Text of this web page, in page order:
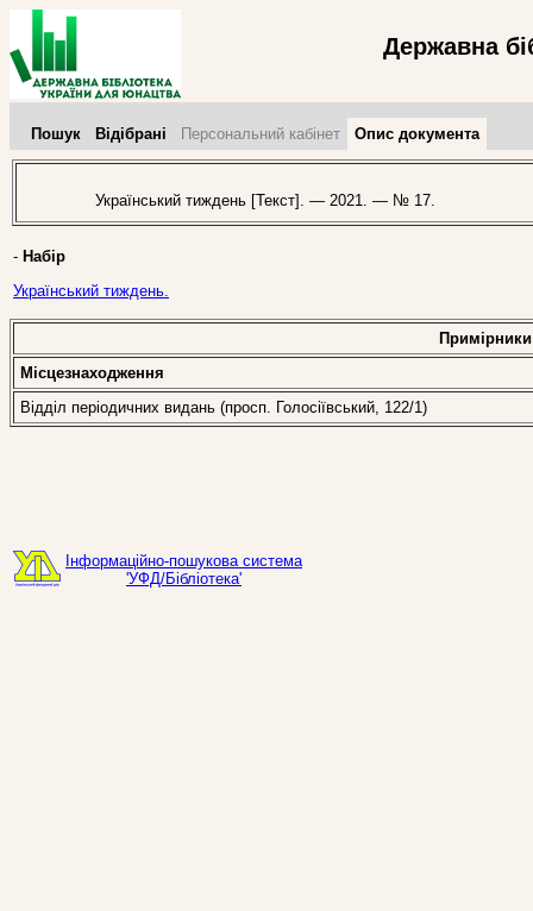
Державна
Пошук Відібрані Персональний кабінет Опис документа
Український тиждень [Текст]. — 2021. — № 17.
- Набір
Український тиждень.
Примірники
Місцезнаходження
Відділ періодичних видань (просп. Голосіївський, 122/1)
Інформаційно-пошукова система
'УФД/Бібліотека'